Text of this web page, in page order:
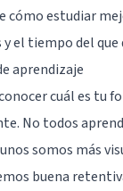
cómo estudiar
el tiempo del que
aprendizaje
cuál es tu
No todos
somos más
buena